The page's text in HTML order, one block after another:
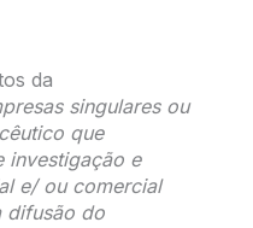
da
singulares ou
que
investigação e
e/ ou comercial
difusão do